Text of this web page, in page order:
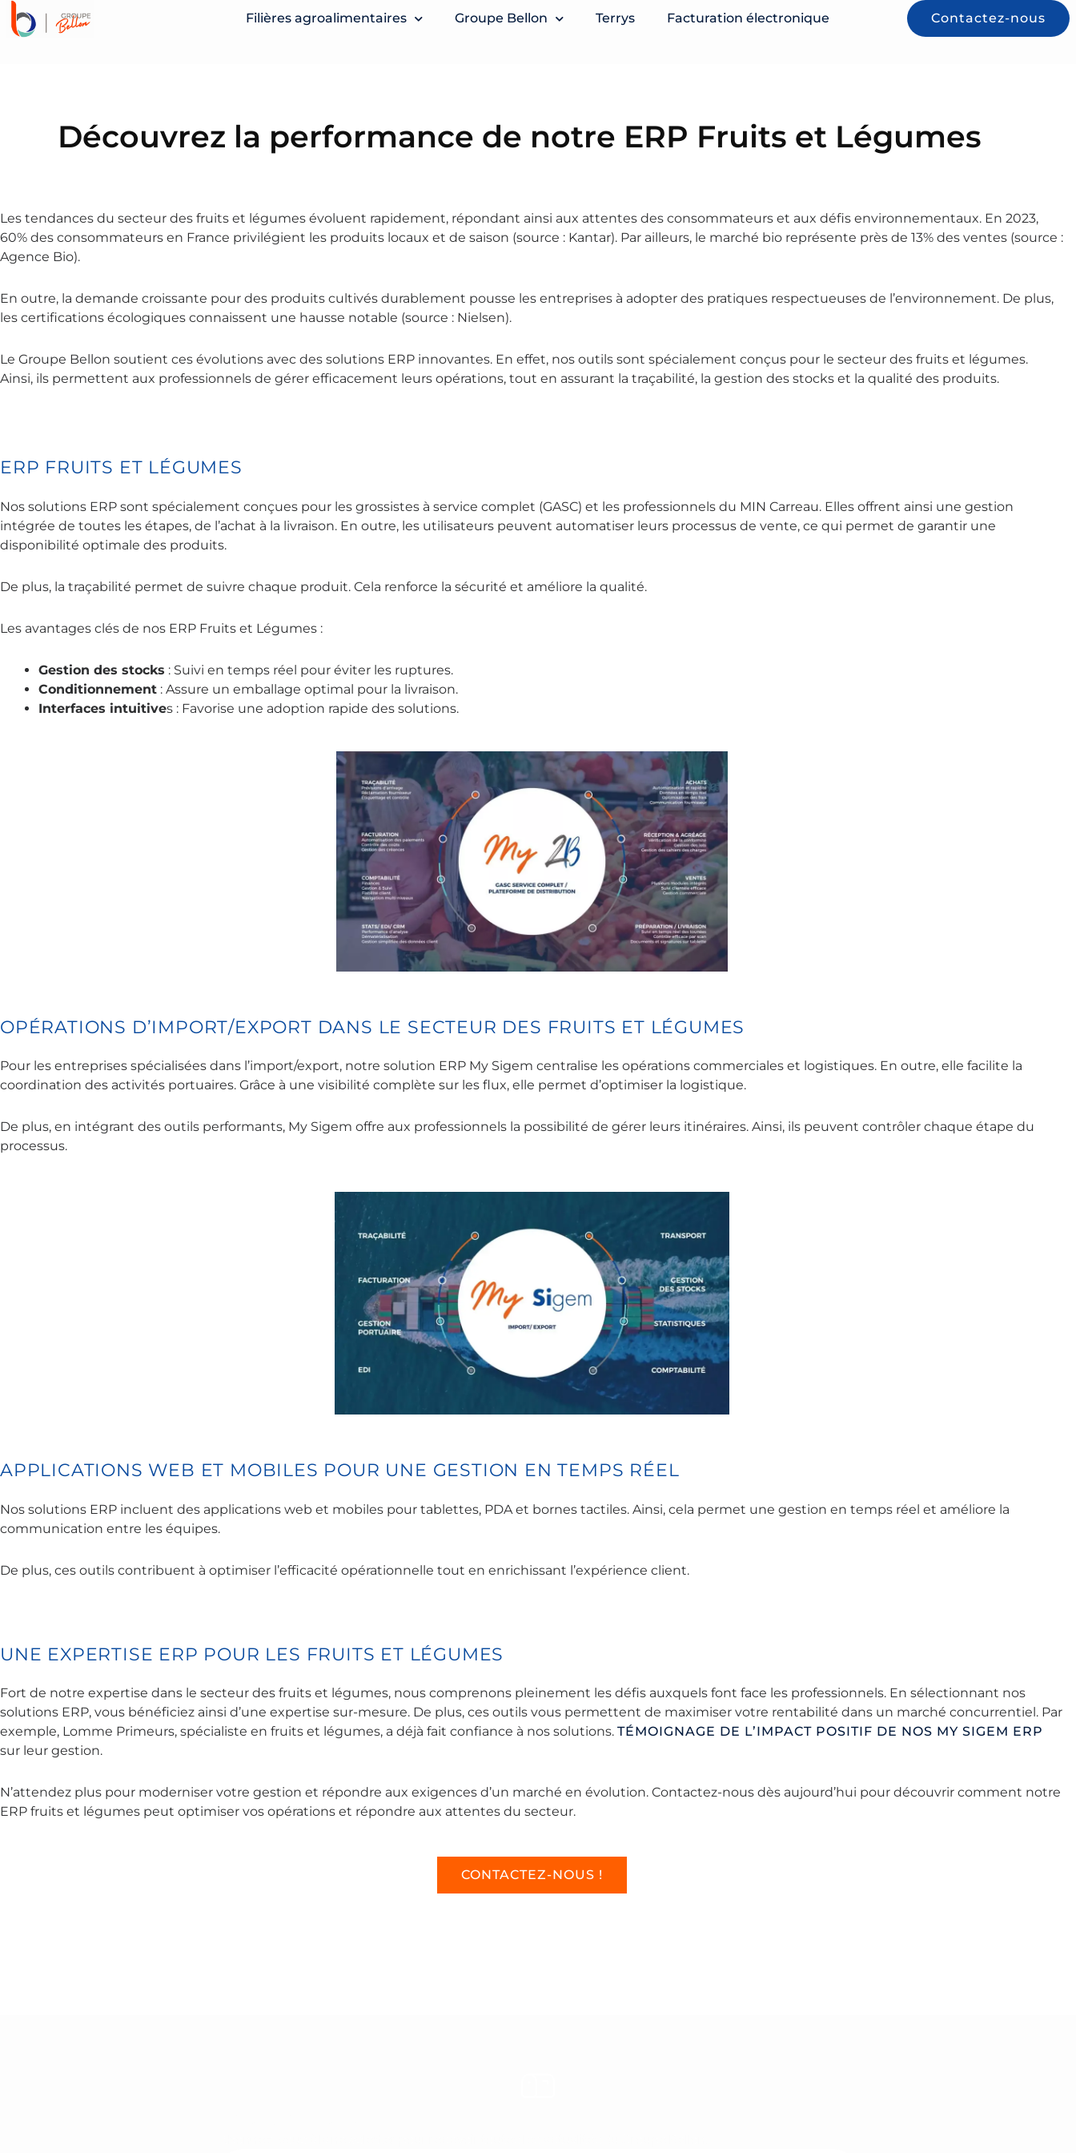
ALLER
AU
Filières agroalimentaires Groupe Bellon Terrys Facturation électronique Contactez-nous
Découvrez la performance de notre ERP Fruits et Légumes
Les tendances du secteur des fruits et légumes évoluent rapidement, répondant ainsi aux attentes des consommateurs et aux défis environnementaux. En 2023,
60% des consommateurs en France privilégient les produits locaux et de saison (source : Kantar). Par ailleurs, le marché bio représente près de 13% des ventes (source :
Agence Bio).
En outre, la demande croissante pour des produits cultivés durablement pousse les entreprises à adopter des pratiques respectueuses de l’environnement. De plus,
les certifications écologiques connaissent une hausse notable (source : Nielsen).
Le Groupe Bellon soutient ces évolutions avec des solutions ERP innovantes. En effet, nos outils sont spécialement conçus pour le secteur des fruits et légumes.
Ainsi, ils permettent aux professionnels de gérer efficacement leurs opérations, tout en assurant la traçabilité, la gestion des stocks et la qualité des produits.
ERP FRUITS ET LÉGUMES
Nos solutions ERP sont spécialement conçues pour les grossistes à service complet (GASC) et les professionnels du MIN Carreau. Elles offrent ainsi une gestion
intégrée de toutes les étapes, de l’achat à la livraison. En outre, les utilisateurs peuvent automatiser leurs processus de vente, ce qui permet de garantir une
disponibilité optimale des produits.
De plus, la traçabilité permet de suivre chaque produit. Cela renforce la sécurité et améliore la qualité.
Les avantages clés de nos ERP Fruits et Légumes :
Gestion des stocks : Suivi en temps réel pour éviter les ruptures.
Conditionnement : Assure un emballage optimal pour la livraison.
Interfaces intuitives : Favorise une adoption rapide des solutions.
OPÉRATIONS D’IMPORT/EXPORT DANS LE SECTEUR DES FRUITS ET LÉGUMES
Pour les entreprises spécialisées dans l’import/export, notre solution ERP My Sigem centralise les opérations commerciales et logistiques. En outre, elle facilite la
coordination des activités portuaires. Grâce à une visibilité complète sur les flux, elle permet d’optimiser la logistique.
De plus, en intégrant des outils performants, My Sigem offre aux professionnels la possibilité de gérer leurs itinéraires. Ainsi, ils peuvent contrôler chaque étape du
processus.
APPLICATIONS WEB ET MOBILES POUR UNE GESTION EN TEMPS RÉEL
Nos solutions ERP incluent des applications web et mobiles pour tablettes, PDA et bornes tactiles. Ainsi, cela permet une gestion en temps réel et améliore la
communication entre les équipes.
De plus, ces outils contribuent à optimiser l’efficacité opérationnelle tout en enrichissant l’expérience client.
UNE EXPERTISE ERP POUR LES FRUITS ET LÉGUMES
Fort de notre expertise dans le secteur des fruits et légumes, nous comprenons pleinement les défis auxquels font face les professionnels. En sélectionnant nos
solutions ERP, vous bénéficiez ainsi d’une expertise sur-mesure. De plus, ces outils vous permettent de maximiser votre rentabilité dans un marché concurrentiel. Par
exemple, Lomme Primeurs, spécialiste en fruits et légumes, a déjà fait confiance à nos solutions. TÉMOIGNAGE DE L’IMPACT POSITIF DE NOS MY SIGEM ERP
sur leur gestion.
N’attendez plus pour moderniser votre gestion et répondre aux exigences d’un marché en évolution. Contactez-nous dès aujourd’hui pour découvrir comment notre
ERP fruits et légumes peut optimiser vos opérations et répondre aux attentes du secteur.
CONTACTEZ-NOUS !